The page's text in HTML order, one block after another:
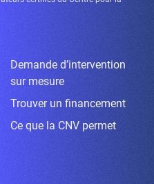
Demande d’intervention
sur mesure
Trouver un financement
Ce que la CNV permet